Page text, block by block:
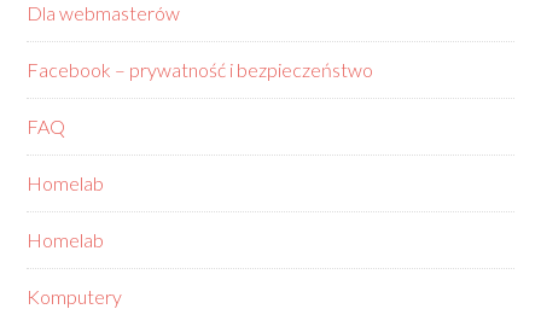
Dla webmasterów
Facebook – prywatność i bezpieczeństwo
FAQ
Homelab
Homelab
Komputery